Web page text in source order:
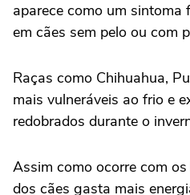
aparece como um sintoma
em cães sem pelo ou com
Raças como Chihuahua,
mais vulneráveis ao frio e
redobrados durante o
Assim como ocorre com
dos cães gasta mais